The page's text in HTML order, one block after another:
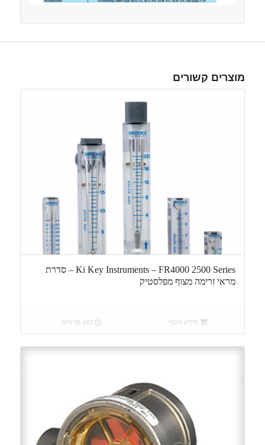
מוצרים קשורים
Ki Key Instruments – FR4000 2500 Series – סדרת
מראי זרימה מצוף מפלסטיק
מידע נוסף הצג פרטים